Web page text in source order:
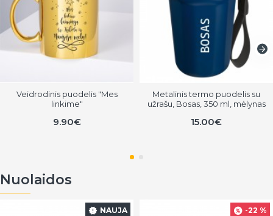
Veidrodinis puodelis "Mes
linkime"
9.90€
Metalinis termo puodelis su
užrašu, Bosas, 350 ml, mėlynas
15.00€
Nuolaidos
NAUJA -22 %